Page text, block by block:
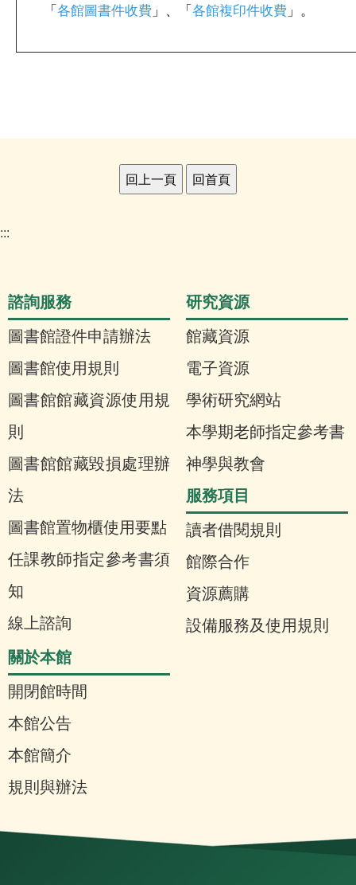
「各館圖書件收費 」、「各館複印件收費 」。
:::
諮詢服務
圖書館證件申請辦法
圖書館使用規則
圖書館館藏資源使用規
則
圖書館館藏毀損處理辦
法
圖書館置物櫃使用要點
任課教師指定參考書須
知
線上諮詢
研究資源
館藏資源
電子資源
學術研究網站
本學期老師指定參考書
神學與教會
服務項目
讀者借閱規則
館際合作
資源薦購
設備服務及使用規則
關於本館
開閉館時間
本館公告
本館簡介
規則與辦法